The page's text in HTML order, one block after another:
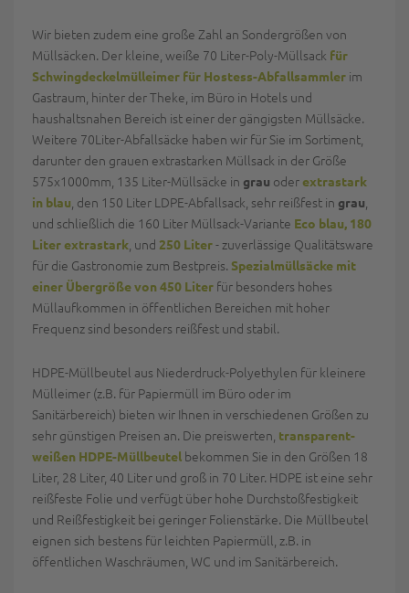
Wir bieten zudem eine große Zahl an Sondergrößen von
Müllsäcken. Der kleine, weiße 70 Liter-Poly-Müllsack für
Schwingdeckelmülleimer für Hostess-Abfallsammler im
Gastraum, hinter der Theke, im Büro in Hotels und
haushaltsnahen Bereich ist einer der gängigsten Müllsäcke.
Weitere 70Liter-Abfallsäcke haben wir für Sie im Sortiment,
darunter den grauen extrastarken Müllsack in der Größe
575x1000mm, 135 Liter-Müllsäcke in grau oderextrastark
in blau, den 150 Liter LDPE-Abfallsack, sehr reißfest in grau,
und schließlich die 160 Liter Müllsack-Variante Eco blau, 180
Liter extrastark, und 250 Liter- zuverlässige Qualitätsware
für die Gastronomie zum Bestpreis. Spezialmüllsäcke mit
einer Übergröße von 450 Liter für besonders hohes
Müllaufkommen in öffentlichen Bereichen mit hoher
Frequenz sind besonders reißfest und stabil.
HDPE-Müllbeutel aus Niederdruck-Polyethylen für kleinere
Mülleimer (z.B. für Papiermüll im Büro oder im
Sanitärbereich) bieten wir Ihnen in verschiedenen Größen zu
sehr günstigen Preisen an. Die preiswerten, transparent-
weißen HDPE-Müllbeutel bekommen Sie in den Größen 18
Liter, 28 Liter, 40 Liter und groß in 70 Liter. HDPE ist eine sehr
reißfeste Folie und verfügt über hohe Durchstoßfestigkeit
und Reißfestigkeit bei geringer Folienstärke. Die Müllbeutel
eignen sich bestens für leichten Papiermüll, z.B. in
öffentlichen Waschräumen, WC und im Sanitärbereich.